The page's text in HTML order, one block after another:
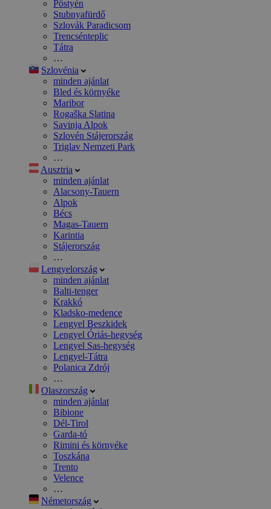
Pöstyén
Stubnyafürdő
Szlovák Paradicsom
Trencsénteplic
Tátra
…
Szlovénia
minden ajánlat
Bled és környéke
Maribor
Rogaška Slatina
Savinja Alpok
Szlovén Stájerország
Triglav Nemzeti Park
…
Ausztria
minden ajánlat
Alacsony-Tauern
Alpok
Bécs
Magas-Tauern
Karintia
Stájerország
…
Lengyelország
minden ajánlat
Balti-tenger
Krakkó
Kladsko-medence
Lengyel Beszkidek
Lengyel Óriás-hegység
Lengyel Sas-hegység
Lengyel-Tátra
Polanica Zdrój
…
Olaszország
minden ajánlat
Bibione
Dél-Tirol
Garda-tó
Rimini és környéke
Toszkána
Trento
Velence
…
Németország